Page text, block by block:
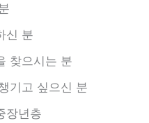
신 분
찾으시는 분
기고 싶으신 분
장년층